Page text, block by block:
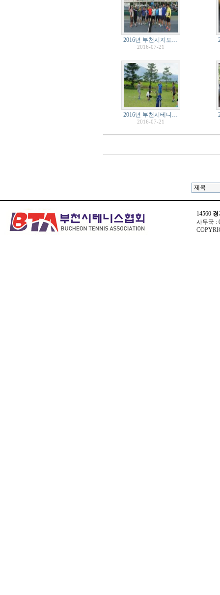
2016년 부천시지도…
2016-07-21
2016년 부천시테니…
2016-07-21
14560 경
사무국 :